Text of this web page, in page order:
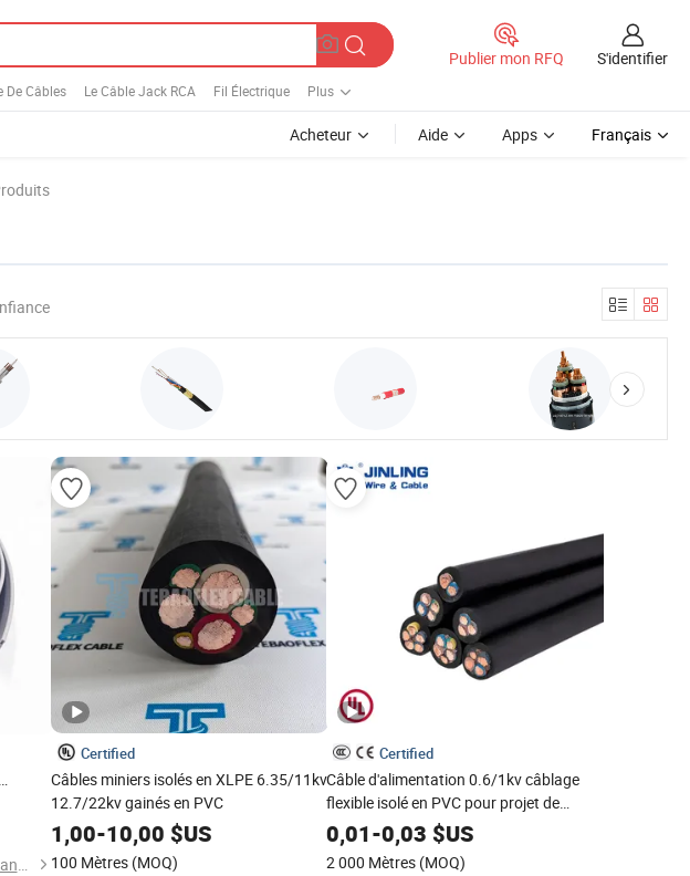
De Câbles Le Câble Jack RCA Fil Électrique Plus
Publier mon RFQ S'identifier
Acheteur Aide Apps Français
Lanka Industrial Automation (Shanghai) Co., Ltd.
Certified
Câbles miniers isolés en XLPE 6.35/11kv
12.7/22kv gainés en PVC
1,00-10,00 $US
100 Mètres (MOQ)
Certified
Câble d'alimentation 0.6/1kv câblage
flexible isolé en PVC pour projet de
construction en cuivre
0,01-0,03 $US
2 000 Mètres (MOQ)